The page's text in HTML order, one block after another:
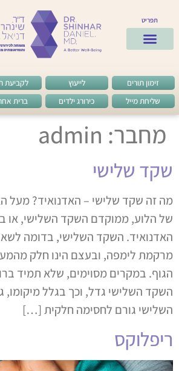
תפריט
זימון תורים
שליחת מייל
לייעוץ
כירורג ילדים
לקביעת
ברית
מחבר: admin
שקד שלישי
מה זה שקד שלישי – האדנואיד? מעל
של הלוע, ממוקדם השקד השלישי, או
האדנואיד. השקד השלישי, בדומה
מרקמת לימפה, ובעצם הינו חלק
הגוף. במקרים מסוימים, שלא תמיד
השקד השלישי גדל, וכך בגלל
השלישי גורם לחסימה חלקית […]
ריפלוקס